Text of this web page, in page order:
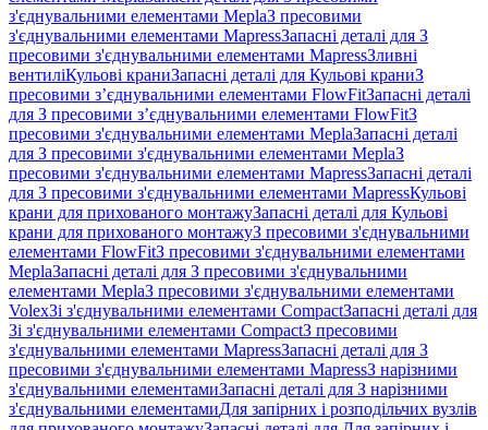
з'єднувальними елементами MeplaЗ пресовими
з'єднувальними елементами MapressЗапасні деталі для З
пресовими з'єднувальними елементами MapressЗливні
вентиліКульові краниЗапасні деталі для Кульові краниЗ
пресовими з’єднувальними елементами FlowFitЗапасні деталі
для З пресовими з’єднувальними елементами FlowFitЗ
пресовими з'єднувальними елементами MeplaЗапасні деталі
для З пресовими з'єднувальними елементами MeplaЗ
пресовими з'єднувальними елементами MapressЗапасні деталі
для З пресовими з'єднувальними елементами MapressКульові
крани для прихованого монтажуЗапасні деталі для Кульові
крани для прихованого монтажуЗ пресовими з'єднувальними
елементами FlowFitЗ пресовими з'єднувальними елементами
MeplaЗапасні деталі для З пресовими з'єднувальними
елементами MeplaЗ пресовими з'єднувальними елементами
VolexЗі з'єднувальними елементами CompactЗапасні деталі для
Зі з'єднувальними елементами CompactЗ пресовими
з'єднувальними елементами MapressЗапасні деталі для З
пресовими з'єднувальними елементами MapressЗ нарізними
з'єднувальними елементамиЗапасні деталі для З нарізними
з'єднувальними елементамиДля запірних і розподільчих вузлів